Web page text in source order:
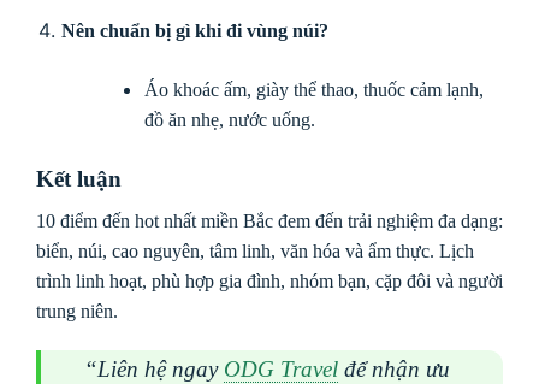
Nên chuẩn bị gì khi đi vùng núi?
Áo khoác ấm, giày thể thao, thuốc cảm lạnh,
đồ ăn nhẹ, nước uống.
Kết luận
10 điểm đến hot nhất miền Bắc đem đến trải nghiệm đa dạng:
biển, núi, cao nguyên, tâm linh, văn hóa và ẩm thực. Lịch
trình linh hoạt, phù hợp gia đình, nhóm bạn, cặp đôi và người
trung niên.
“Liên hệ ngay ODG Travel để nhận ưu